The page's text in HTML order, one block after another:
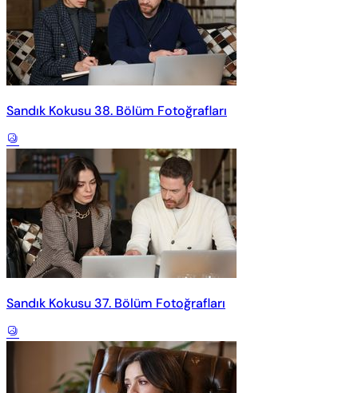
Sandık Kokusu 38. Bölüm Fotoğrafları
Sandık Kokusu 37. Bölüm Fotoğrafları